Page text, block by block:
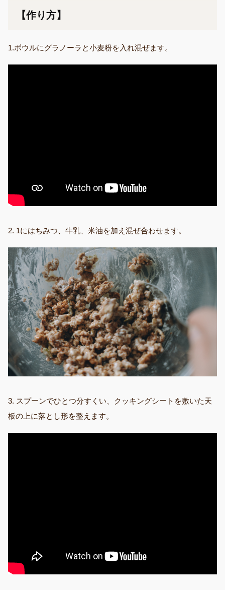
【作り方】
1.ボウルにグラノーラと小麦粉を入れ混ぜます。
2. 1にはちみつ、牛乳、米油を加え混ぜ合わせます。
3. スプーンでひとつ分すくい、クッキングシートを敷いた天
板の上に落とし形を整えます。